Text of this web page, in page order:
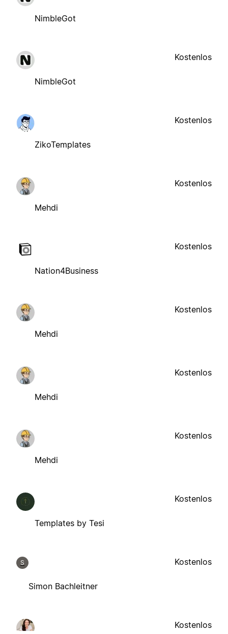
NimbleGot
NimbleGot
Kostenlos
ZikoTemplates
Kostenlos
Mehdi
Kostenlos
Nation4Business
Kostenlos
Mehdi
Kostenlos
Mehdi
Kostenlos
Mehdi
Kostenlos
Templates by Tesi
Kostenlos
S
Simon Bachleitner
Kostenlos
Kostenlos